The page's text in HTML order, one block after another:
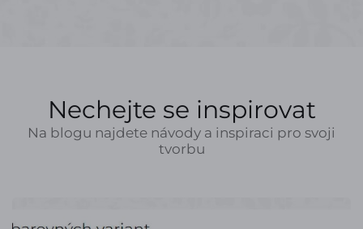
Nechejte se inspirovat
Na blogu najdete návody a inspiraci pro svoji
tvorbu